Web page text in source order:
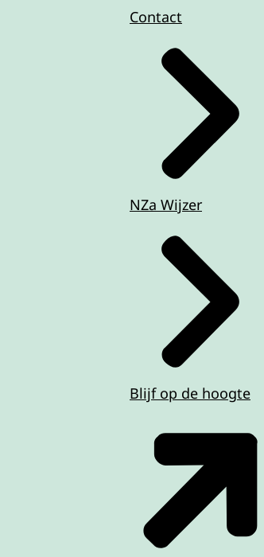
Contact
NZa Wijzer
Blijf op de hoogte